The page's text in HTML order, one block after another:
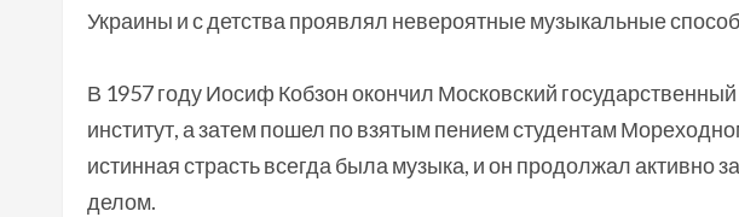
Украины и с детства проявлял невероятные музыкальные
В 1957 году Иосиф Кобзон окончил Московский
институт, а затем пошел по взятым пением студентам
истинная страсть всегда была музыка, и он продолжал активно
делом.